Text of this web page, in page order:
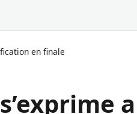
en finale